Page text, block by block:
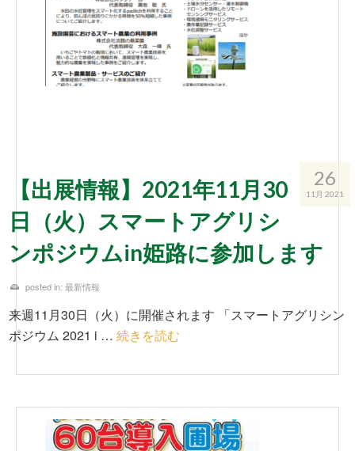
26
11月 2021
【出展情報】2021年11月30
日（火）スマートアグリシ
ンポジウムin姫路に参加します
posted in: 最新情報
来週11月30日（火）に開催されます 「スマートアグリシン
ポジウム 2021 i … 続きを読む